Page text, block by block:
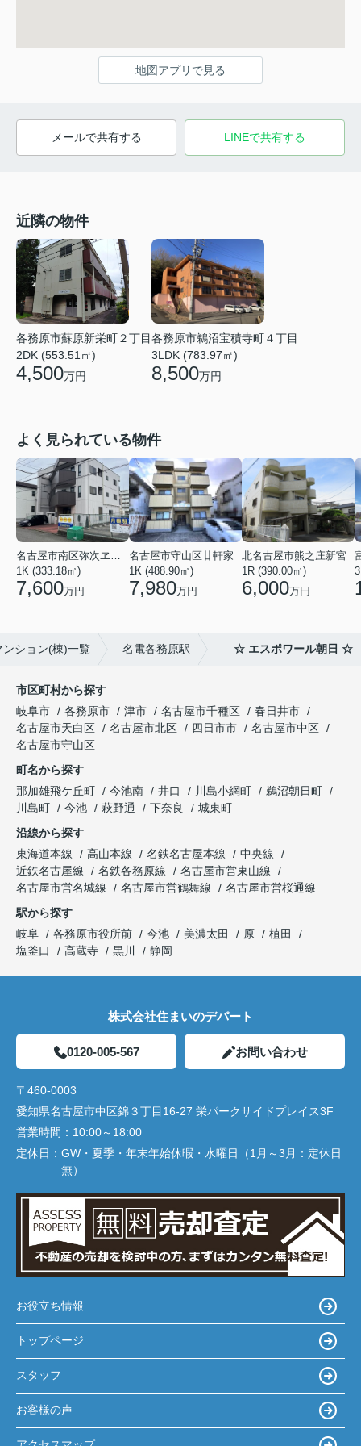
地図アプリで見る
メールで共有する LINEで共有する
近隣の物件
各務原市蘇原新栄町２丁目
2DK (553.51㎡)
4,500万円
各務原市鵜沼宝積寺町４丁目
3LDK (783.97㎡)
8,500万円
よく見られている物件
名古屋市南区弥次ヱ町４丁目
1K (333.18㎡)
7,600万円
名古屋市守山区廿軒家
1K (488.90㎡)
7,980万円
北名古屋市熊之庄新宮
1R (390.00㎡)
6,000万円
ション(棟)一覧 名電各務原駅 ☆ エスポワール朝日 ☆
市区町村から探す
岐阜市
各務原市 津市 名古屋市千種区
春日井市
名古屋市天白区
名古屋市北区 四日市市
名古屋市中区
名古屋市守山区
町名から探す
那加雄飛ケ丘町
今池南 井口 川島小網町
鵜沼朝日町
川島町
今池 萩野通 下奈良
城東町
沿線から探す
東海道本線
高山本線 名鉄名古屋本線
中央線
近鉄名古屋線
名鉄各務原線
名古屋市営東山線
名古屋市営名城線
名古屋市営鶴舞線
名古屋市営桜通線
駅から探す
岐阜
各務原市役所前 今池 美濃太田 原
植田
塩釜口
高蔵寺 黒川 静岡
株式会社住まいのデパート
0120-005-567 お問い合わせ
〒460-0003
愛知県名古屋市中区錦３丁目16-27 栄パークサイドプレイス3F
営業時間： 10:00～18:00
定休日： GW・夏季・年末年始休暇・水曜日（1月～3月：定休日
無）
お役立ち情報
トップページ
スタッフ
お客様の声